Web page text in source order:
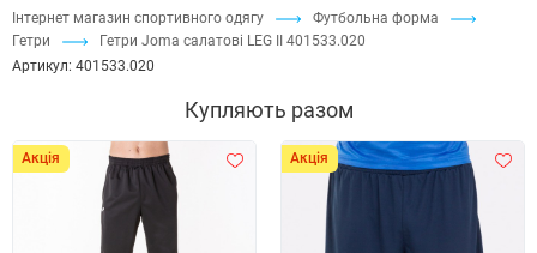
Інтернет магазин спортивного одягу
Футбольна форма
Гетри
Гетри Joma салатові LEG II 401533.020
Артикул: 401533.020
Купляють разом
Акція Акція